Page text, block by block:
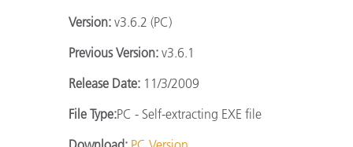
Automotive
Version: v3.6.2 (PC)
Previous Version: v3.6.1
Release Date: 11/3/2009
File Type:PC - Self-extracting EXE file